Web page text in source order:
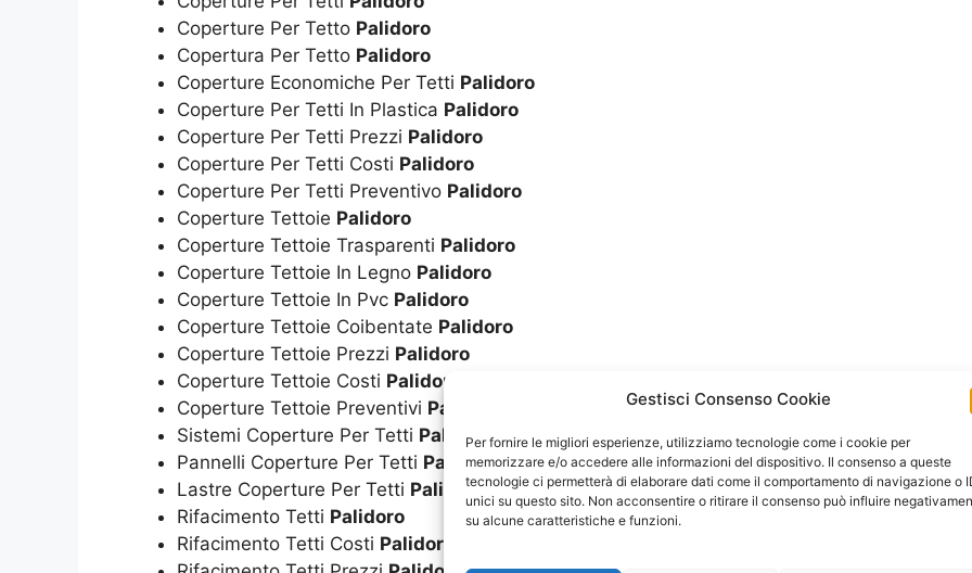
Gestisci Consenso Cookie
Per fornire le migliori esperienze, utilizziamo tecnologie come i cookie per
memorizzare e/o accedere alle informazioni del dispositivo. Il consenso a queste
tecnologie ci permetterà di elaborare dati come il comportamento di navigazione o
unici su questo sito. Non acconsentire o ritirare il consenso può influire
su alcune caratteristiche e funzioni.
Coperture Per Tetto Palidoro
Copertura Per Tetto Palidoro
Coperture Economiche Per Tetti Palidoro
Coperture Per Tetti In Plastica Palidoro
Coperture Per Tetti Prezzi Palidoro
Coperture Per Tetti Costi Palidoro
Coperture Per Tetti Preventivo Palidoro
Coperture Tettoie Palidoro
Coperture Tettoie Trasparenti Palidoro
Coperture Tettoie In Legno Palidoro
Coperture Tettoie In Pvc Palidoro
Coperture Tettoie Coibentate Palidoro
Coperture Tettoie Prezzi Palidoro
Coperture Tettoie Costi Palidoro
Coperture Tettoie Preventivi Palidoro
Sistemi Coperture Per Tetti Palidoro
Pannelli Coperture Per Tetti Palidoro
Lastre Coperture Per Tetti Palidoro
Rifacimento Tetti Palidoro
Rifacimento Tetti Costi Palidoro